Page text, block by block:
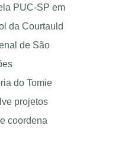
PUC-SP em
da Courtauld
de São
do Tomie
projetos
coordena